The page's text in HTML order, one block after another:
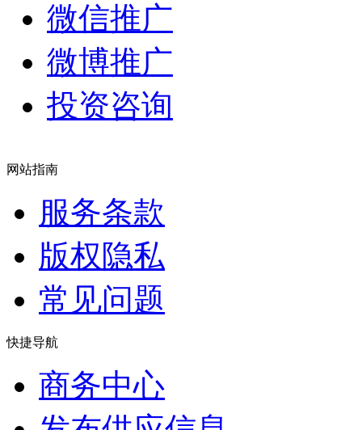
微信推广
微博推广
投资咨询
网站指南
服务条款
版权隐私
常见问题
快捷导航
商务中心